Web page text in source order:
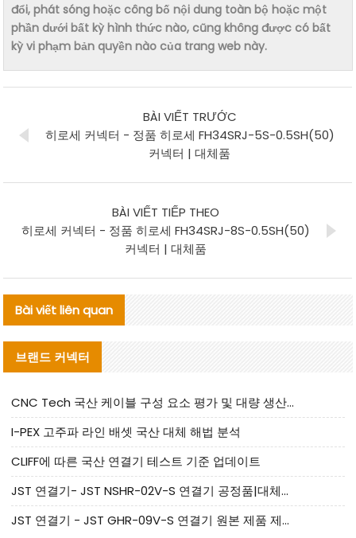
đổi, phát sóng hoặc công bố nội dung toàn bộ hoặc một
phần dưới bất kỳ hình thức nào, cũng không được có bất
kỳ vi phạm bản quyền nào của trang web này.
BÀI VIẾT TRƯỚC
히로세 커넥터 - 정품 히로세 FH34SRJ-5S-0.5SH(50)
커넥터 | 대체품
BÀI VIẾT TIẾP THEO
히로세 커넥터 - 정품 히로세 FH34SRJ-8S-0.5SH(50)
커넥터 | 대체품
Bài viết liên quan
브랜드 커넥터
CNC Tech 국산 케이블 구성 요소 평가 및 대량 생산 적합성 가이드
I-PEX 고주파 라인 배셋 국산 대체 해법 분석
CLIFF에 따른 국산 연결기 테스트 기준 업데이트
JST 연결기- JST NSHR-02V-S 연결기 공정품|대체품 제공
JST 연결기 - JST GHR-09V-S 연결기 원본 제품 제공 | 대체품 제공